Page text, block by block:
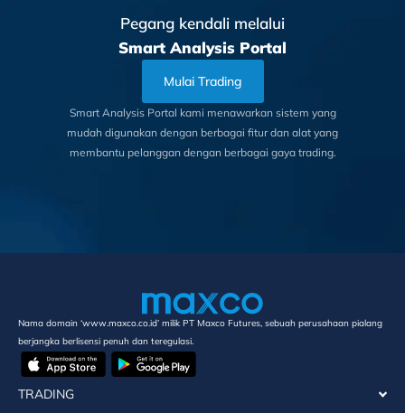
Pegang kendali melalui
Smart Analysis Portal
Mulai Trading
Smart Analysis Portal kami menawarkan sistem yang
mudah digunakan dengan berbagai fitur dan alat yang
membantu pelanggan dengan berbagai gaya trading.
Nama domain ‘www.maxco.co.id’ milik PT Maxco Futures, sebuah perusahaan pialang
berjangka berlisensi penuh dan teregulasi.
TRADING